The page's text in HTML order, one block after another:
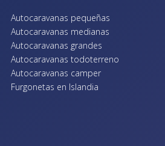
Autocaravanas pequeñas
Autocaravanas medianas
Autocaravanas grandes
Autocaravanas todoterreno
Autocaravanas camper
Furgonetas en Islandia